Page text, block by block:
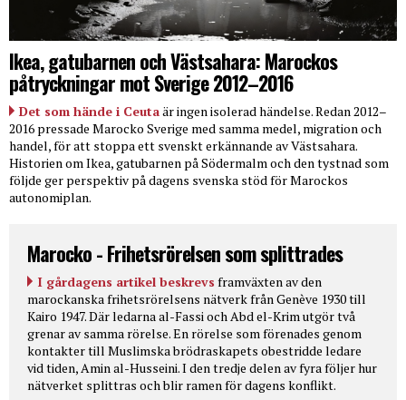
Ikea, gatubarnen och Västsahara: Marockos
påtryckningar mot Sverige 2012–2016
Det som hände i Ceutaär ingen isolerad händelse. Redan 2012–
2016 pressade Marocko Sverige med samma medel, migration och
handel, för att stoppa ett svenskt erkännande av Västsahara.
Historien om Ikea, gatubarnen på Södermalm och den tystnad som
följde ger perspektiv på dagens svenska stöd för Marockos
autonomiplan.
Marocko - Frihetsrörelsen som splittrades
I gårdagens artikel beskrevs framväxten av den
marockanska frihetsrörelsens nätverk från Genève 1930 till
Kairo 1947. Där ledarna al-Fassi och Abd el-Krim utgör två
grenar av samma rörelse. En rörelse som förenades genom
kontakter till Muslimska brödraskapets obestridde ledare
vid tiden, Amin al-Husseini. I den tredje delen av fyra följer hur
nätverket splittras och blir ramen för dagens konflikt.